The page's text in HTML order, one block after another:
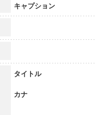
キャプション
タイトル
カナ